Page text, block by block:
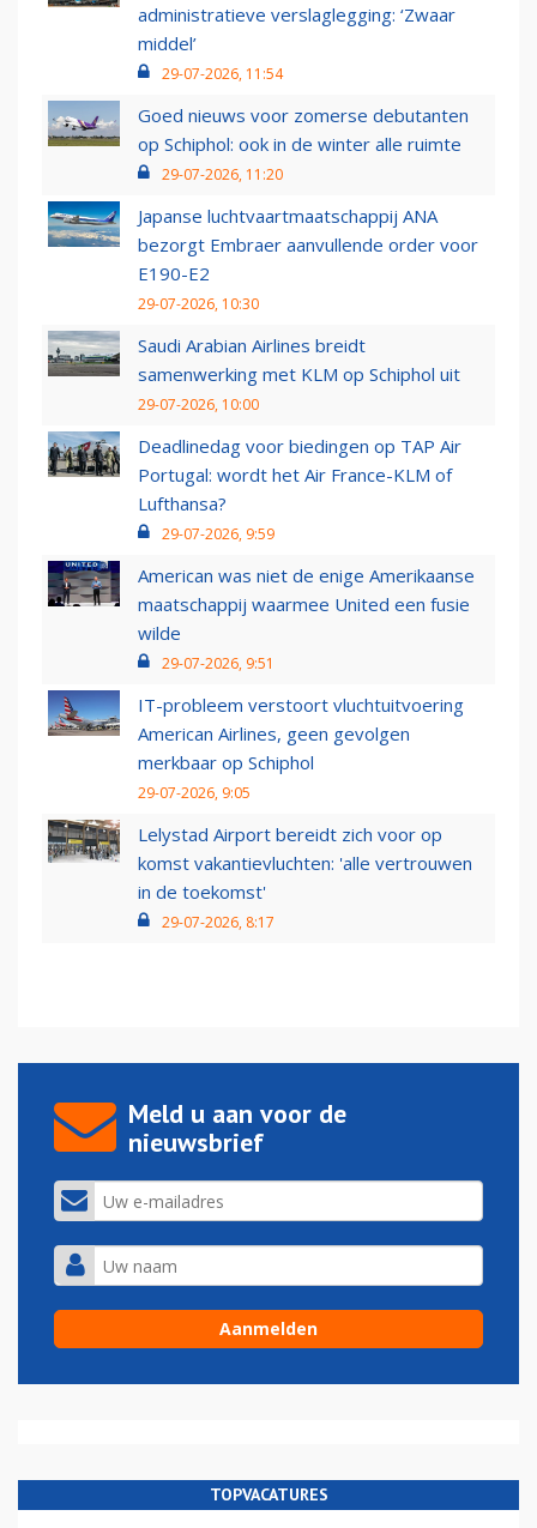
administratieve verslaglegging: ‘Zwaar
middel’
29-07-2026, 11:54
Goed nieuws voor zomerse debutanten
op Schiphol: ook in de winter alle ruimte
29-07-2026, 11:20
Japanse luchtvaartmaatschappij ANA
bezorgt Embraer aanvullende order voor
E190-E2
29-07-2026, 10:30
Saudi Arabian Airlines breidt
samenwerking met KLM op Schiphol uit
29-07-2026, 10:00
Deadlinedag voor biedingen op TAP Air
Portugal: wordt het Air France-KLM of
Lufthansa?
29-07-2026, 9:59
American was niet de enige Amerikaanse
maatschappij waarmee United een fusie
wilde
29-07-2026, 9:51
IT-probleem verstoort vluchtuitvoering
American Airlines, geen gevolgen
merkbaar op Schiphol
29-07-2026, 9:05
Lelystad Airport bereidt zich voor op
komst vakantievluchten: 'alle vertrouwen
in de toekomst'
29-07-2026, 8:17
Meld u aan voor de
nieuwsbrief
TOPVACATURES